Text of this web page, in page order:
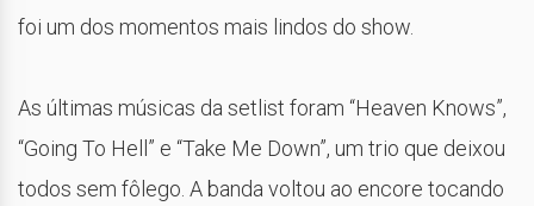
foi um dos momentos mais lindos do show.
As últimas músicas da setlist foram “Heaven Knows”,
“Going To Hell” e “Take Me Down”, um trio que deixou
todos sem fôlego. A banda voltou ao encore tocando